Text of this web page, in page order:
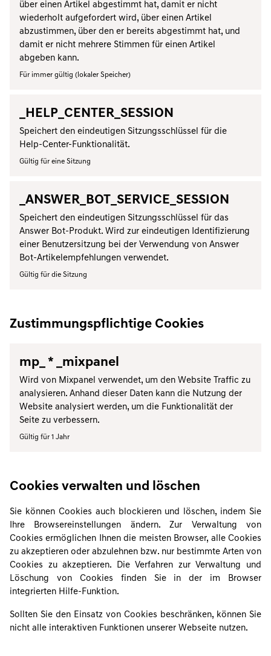
über einen Artikel abgestimmt hat, damit er nicht
wiederholt aufgefordert wird, über einen Artikel
abzustimmen, über den er bereits abgestimmt hat, und
damit er nicht mehrere Stimmen für einen Artikel
abgeben kann.
Für immer gültig (lokaler Speicher)
_HELP_CENTER_SESSION
Speichert den eindeutigen Sitzungsschlüssel für die
Help-Center-Funktionalität.
Gültig für eine Sitzung
_ANSWER_BOT_SERVICE_SESSION
Speichert den eindeutigen Sitzungsschlüssel für das
Answer Bot-Produkt. Wird zur eindeutigen Identifizierung
einer Benutzersitzung bei der Verwendung von Answer
Bot-Artikelempfehlungen verwendet.
Gültig für die Sitzung
Zustimmungspflichtige Cookies
mp_ * _mixpanel
Wird von Mixpanel verwendet, um den Website Traffic zu
analysieren. Anhand dieser Daten kann die Nutzung der
Website analysiert werden, um die Funktionalität der
Seite zu verbessern.
Gültig für 1 Jahr
Cookies verwalten und löschen
Sie können Cookies auch blockieren und löschen, indem Sie
Ihre Browsereinstellungen ändern. Zur Verwaltung von
Cookies ermöglichen Ihnen die meisten Browser, alle Cookies
zu akzeptieren oder abzulehnen bzw. nur bestimmte Arten von
Cookies zu akzeptieren. Die Verfahren zur Verwaltung und
Löschung von Cookies finden Sie in der im Browser
integrierten Hilfe-Funktion.
Sollten Sie den Einsatz von Cookies beschränken, können Sie
nicht alle interaktiven Funktionen unserer Webseite nutzen.